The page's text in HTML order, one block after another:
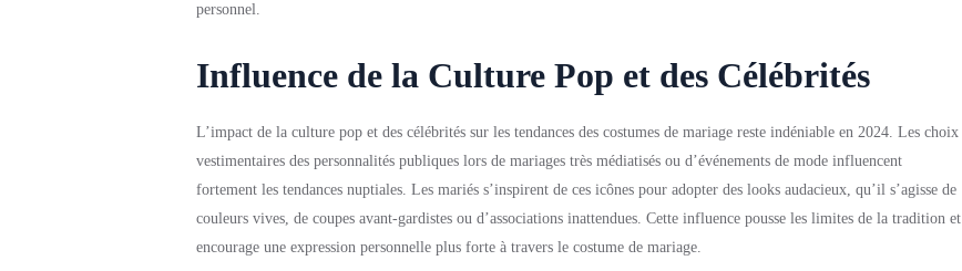
personnel.
Influence de la Culture Pop et des Célébrités
L’impact de la culture pop et des célébrités sur les tendances des costumes de mariage reste indéniable en 2024. Les choix
vestimentaires des personnalités publiques lors de mariages très médiatisés ou d’événements de mode influencent
fortement les tendances nuptiales. Les mariés s’inspirent de ces icônes pour adopter des looks audacieux, qu’il s’agisse de
couleurs vives, de coupes avant-gardistes ou d’associations inattendues. Cette influence pousse les limites de la tradition et
encourage une expression personnelle plus forte à travers le costume de mariage.